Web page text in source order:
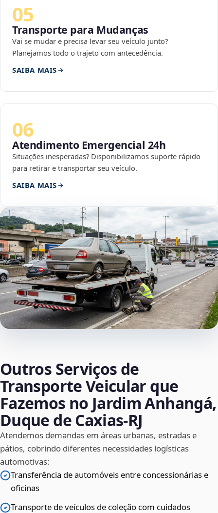
05
Transporte para Mudanças
Vai se mudar e precisa levar seu veículo junto?
Planejamos todo o trajeto com antecedência.
SAIBA MAIS
06
Atendimento Emergencial 24h
Situações inesperadas? Disponibilizamos suporte rápido
para retirar e transportar seu veículo.
SAIBA MAIS
Outros Serviços de
Transporte Veicular que
Fazemos no Jardim Anhangá,
Duque de Caxias‑RJ
Atendemos demandas em áreas urbanas, estradas e
pátios, cobrindo diferentes necessidades logísticas
automotivas:
Transferência de automóveis entre concessionárias e
oficinas
Transporte de veículos de coleção com cuidados